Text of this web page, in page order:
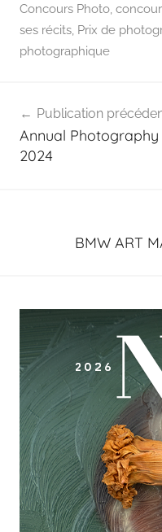
Concours Photo,
ses récits, Prix de
photographique
de
l’article
Publication
Annual
2024
BMW ART